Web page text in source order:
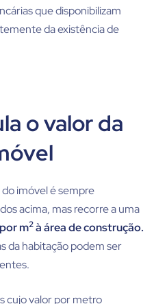
que disponibilizam
da existência de
o valor da
imóvel é sempre
acima, mas recorre a uma
m2à área de construção.
da habitação podem ser
cujo valor por metro